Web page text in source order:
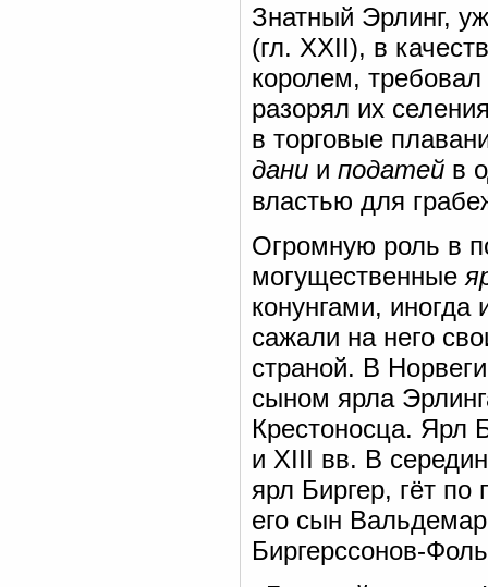
Знатный Эрлинг,
(гл. XXII), в
королем,
разорял их
в торговые
дани и податей в
властью для
Огромную роль в
могущественные
конунгами, иногда
сажали на него
страной. В
сыном ярла
Крестоносца. Ярл
и XIII вв. В
ярл Биргер, гёт
его сын
Биргерссонов-